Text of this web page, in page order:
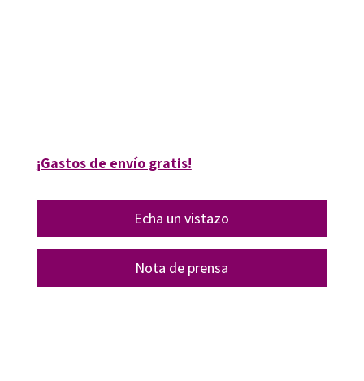
¡Gastos de envío gratis!
Echa un vistazo
Nota de prensa